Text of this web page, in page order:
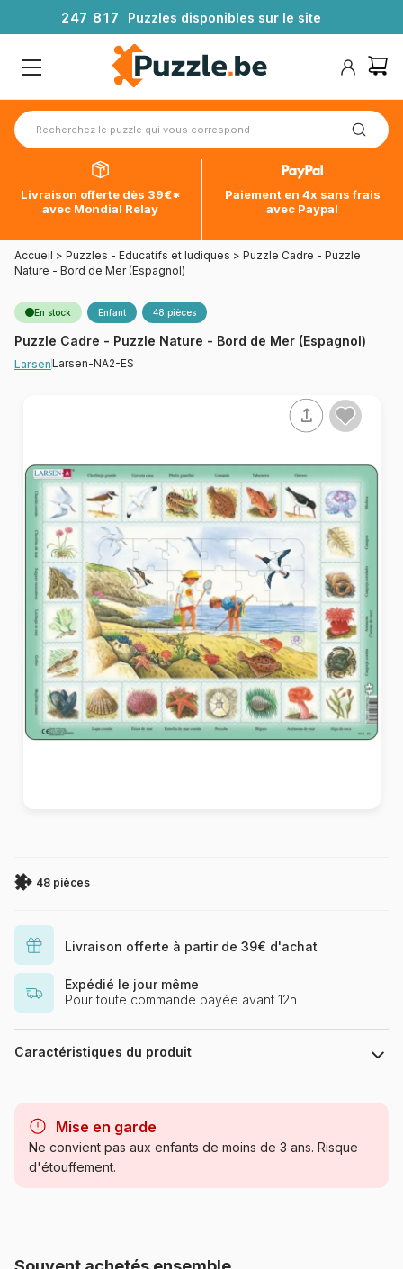
247 81 7 Puzzles disponibles sur le site
Livraison offerte dès 39€*
avec Mondial Relay
Paiement en 4x sans frais
avec Paypal
Accueil > Puzzles - Educatifs et ludiques > Puzzle Cadre - Puzzle
Nature - Bord de Mer (Espagnol)
En stock Enfant 48 pièces
Puzzle Cadre - Puzzle Nature - Bord de Mer (Espagnol)
LarsenLarsen-NA2-ES
48 pièces
Livraison offerte à partir de 39€ d'achat
Expédié le jour même
Pour toute commande payée avant 12h
Caractéristiques du produit
Catégorie Puzzles - Educatifs et ludiques
Mise en garde
Ne convient pas aux enfants de moins de 3 ans. Risque
d'étouffement.